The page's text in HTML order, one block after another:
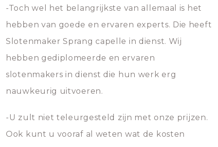
-Toch wel het belangrijkste van allemaal is het
hebben van goede en ervaren experts. Die heeft
Slotenmaker Sprang capelle in dienst. Wij
hebben gediplomeerde en ervaren
slotenmakers in dienst die hun werk erg
nauwkeurig uitvoeren.
-U zult niet teleurgesteld zijn met onze prijzen.
Ook kunt u vooraf al weten wat de kosten